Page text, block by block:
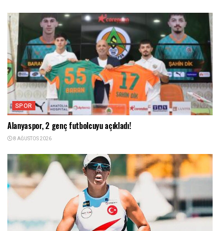
SPOR
Alanyaspor, 2 genç futbolcuyu açıkladı!
8 AĞUSTOS 2026